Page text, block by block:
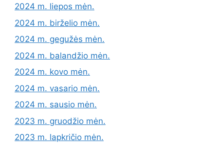
2024 m. liepos mėn.
2024 m. birželio mėn.
2024 m. gegužės mėn.
2024 m. balandžio mėn.
2024 m. kovo mėn.
2024 m. vasario mėn.
2024 m. sausio mėn.
2023 m. gruodžio mėn.
2023 m. lapkričio mėn.